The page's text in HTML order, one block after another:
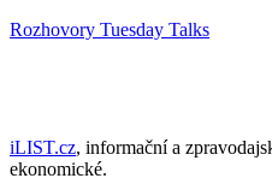
Rozhovory Tuesday Talks
iLIST.cz, informační a
ekonomické.